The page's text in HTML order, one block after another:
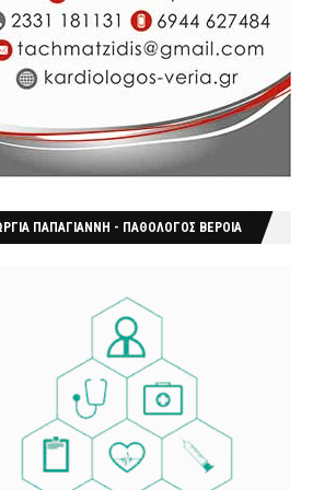
ΠΑΠΑΓΙΑΝΝΗ - ΠΑΘΟΛΟΓΟΣ ΒΕΡΟΙΑ